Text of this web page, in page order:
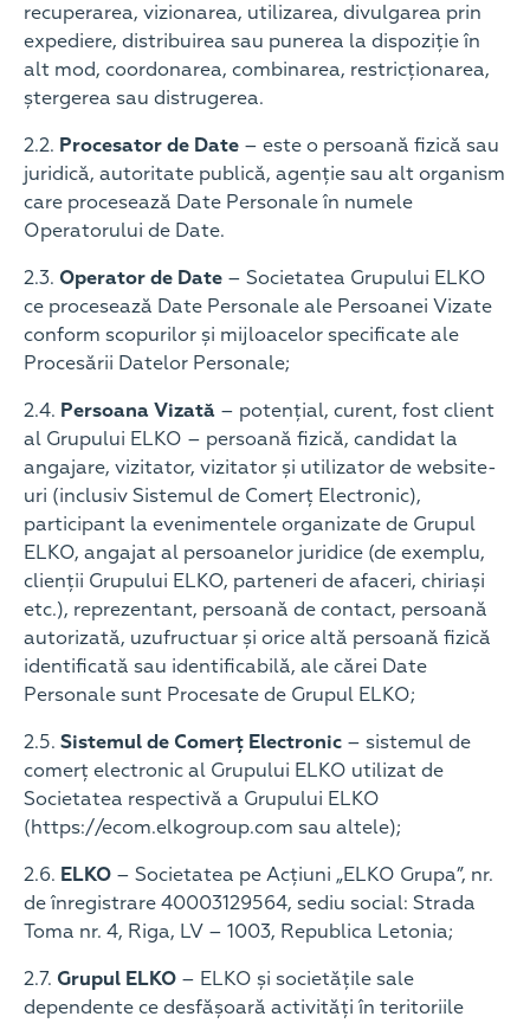
recuperarea, vizionarea, utilizarea, divulgarea prin
expediere, distribuirea sau punerea la dispoziție în
alt mod, coordonarea, combinarea, restricționarea,
ștergerea sau distrugerea.
2.2. Procesator de Date – este o persoană fizică sau
juridică, autoritate publică, agenție sau alt organism
care procesează Date Personale în numele
Operatorului de Date.
2.3. Operator de Date – Societatea Grupului ELKO
ce procesează Date Personale ale Persoanei Vizate
conform scopurilor și mijloacelor specificate ale
Procesării Datelor Personale;
2.4. Persoana Vizată – potențial, curent, fost client
al Grupului ELKO – persoană fizică, candidat la
angajare, vizitator, vizitator și utilizator de website-
uri (inclusiv Sistemul de Comerț Electronic),
participant la evenimentele organizate de Grupul
ELKO, angajat al persoanelor juridice (de exemplu,
clienții Grupului ELKO, parteneri de afaceri, chiriași
etc.), reprezentant, persoană de contact, persoană
autorizată, uzufructuar și orice altă persoană fizică
identificată sau identificabilă, ale cărei Date
Personale sunt Procesate de Grupul ELKO;
2.5. Sistemul de Comerț Electronic – sistemul de
comerț electronic al Grupului ELKO utilizat de
Societatea respectivă a Grupului ELKO
(https://ecom.elkogroup.com sau altele);
2.6. ELKO – Societatea pe Acțiuni „ELKO Grupa”, nr.
de înregistrare 40003129564, sediu social: Strada
Toma nr. 4, Riga, LV – 1003, Republica Letonia;
2.7. Grupul ELKO – ELKO și societățile sale
dependente ce desfășoară activități în teritoriile